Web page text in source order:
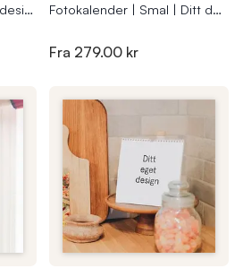
Fotokalender | A4 | Ditt design Fotokalender | Smal | Ditt design
Fra 279.00 kr